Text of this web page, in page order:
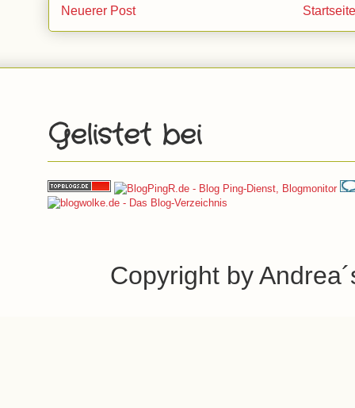
Neuerer Post Startseite
Gelistet bei
Copyright by